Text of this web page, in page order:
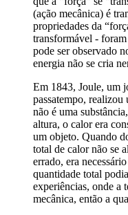
(ação mecânica) é
propriedades da
transformável -
pode ser observado
energia não se cria
Em 1843, Joule, um
passatempo,
não é uma
altura, o calor era
um objeto. Quando
total de calor não se
errado, era
quantidade total
experiências, onde a
mecânica, então a